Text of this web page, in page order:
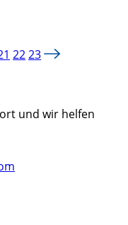
2223
und wir helfen